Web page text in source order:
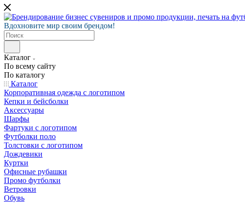
Вдохновите мир своим брендом!
Каталог
По всему сайту
По каталогу
Каталог
Корпоративная одежда с логотипом
Кепки и бейсболки
Аксессуары
Шарфы
Фартуки с логотипом
Футболки поло
Толстовки с логотипом
Дождевики
Куртки
Офисные рубашки
Промо футболки
Ветровки
Обувь